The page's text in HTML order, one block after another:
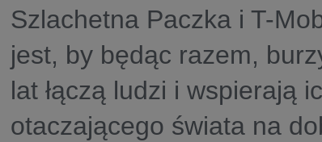
Szlachetna Paczka i T-
jest, by będąc razem,
lat łączą ludzi i wspierają
otaczającego świata na